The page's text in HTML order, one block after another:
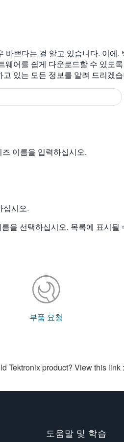
쁘다는 걸 알고 있습니다. 이에.
어를 쉽게 다운로드할 수 있도
있는 모든 정보를 알려 드리겠
이름을 입력하십시오.
십시오.
을 선택하십시오. 목록에 표시
부품 요청
Tektronix product? View this link :
도움말 및 학습